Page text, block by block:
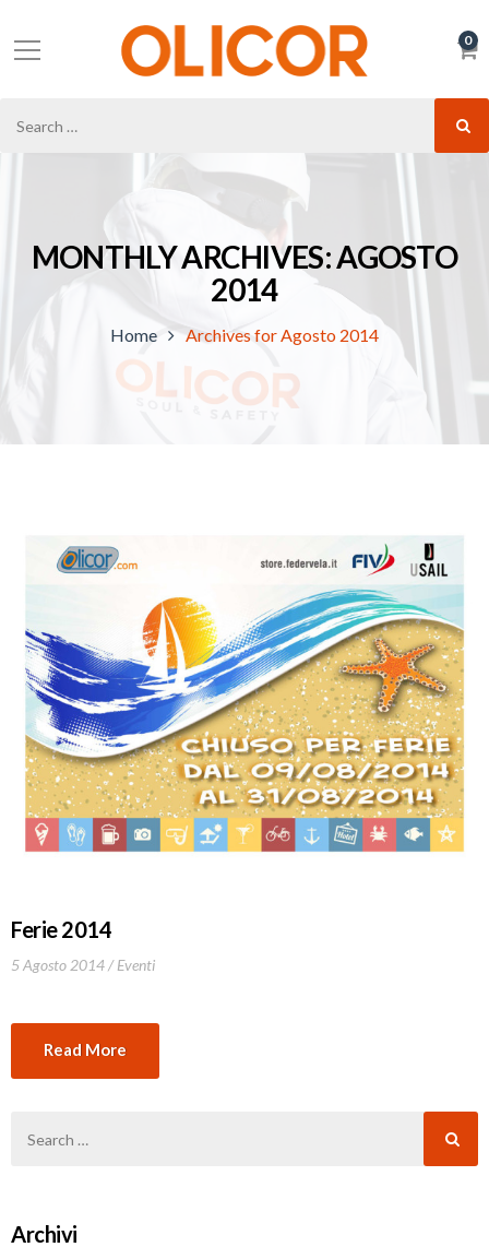
0
MONTHLY ARCHIVES: AGOSTO
2014
Home Archives for Agosto 2014
Ferie 2014
5 Agosto 2014 Eventi
Read More
Archivi